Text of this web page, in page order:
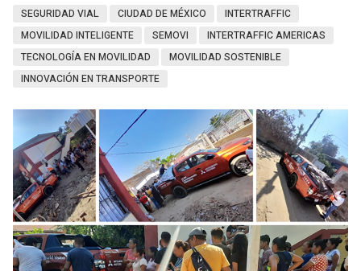
SEGURIDAD VIAL CIUDAD DE MÉXICO
INTERTRAFFIC
MOVILIDAD INTELIGENTE
SEMOVI
INTERTRAFFIC AMERICAS
TECNOLOGÍA EN MOVILIDAD
MOVILIDAD SOSTENIBLE
INNOVACIÓN EN TRANSPORTE